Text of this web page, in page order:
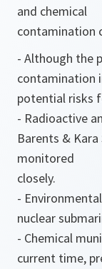
and chemical
contamination
- Although the
contamination
potential risks
- Radioactive
Barents &
monitored
closely.
-
nuclear
- Chemical
current time,